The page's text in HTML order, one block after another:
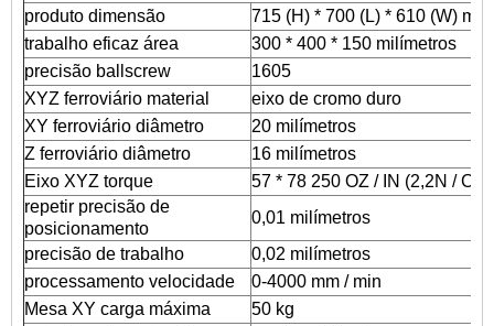
produto dimensão
715 (H) * 700 (L) * 610 (W)
trabalho eficaz área
300 * 400 * 150 milímetros
precisão ballscrew
1605
XYZ ferroviário material
eixo de cromo duro
XY ferroviário diâmetro
20 milímetros
Z ferroviário diâmetro
16 milímetros
Eixo XYZ torque
57 * 78 250 OZ / IN (2,2N / CM)
repetir precisão de
posicionamento
0,01 milímetros
precisão de trabalho
0,02 milímetros
processamento velocidade
0-4000 mm / min
Mesa XY carga máxima
50 kg